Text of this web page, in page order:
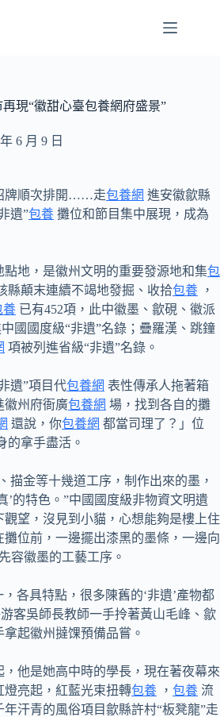
現“徽甜心臺包養網府盛景”
6 月 9 日
牌順次排開……走包養網 進安徽歙縣
遺”包養 攤位和節目集中展現，成為
地，是徽州文明的重要發源地和集包
縣顛末連續不竭地發掘、收拾包養 ，
養 已有452項，此中徽墨、歙硯、徽派
國國度級“非遺”名錄；疊羅漢、跳鐘
項被列進省級“非遺”名錄。
遺”項目代包養網 表性傳承人拖著箱
徽州府衙廣包養網 場，找到各自的攤
還說，你包養網 都當司理了？」位
的拿手盡活。
描金等十幾道工序，制作出來的墨，
’的特色。”中國國度級非物資文明遺
望，沒見到小貓，心想能夠是樓上住
攤位前，一邊擺出漆黑的墨條，一邊向
容徽墨的工藝工序。
，各具特點，很多陳舊的‘非遺’產物都
客吳師長教師一手拎著黃山毛峰、歙
起徽州撻馃預備品嘗。
，他是她高中時的學長，現在著夜幕來
燈亮起，紅藍光束扭轉包養 ， 包養 流
汗青的風俗項目歙縣許村“板凳龍”走